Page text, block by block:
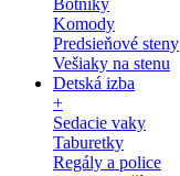
Botníky
Komody
Predsieňové steny
Vešiaky na stenu
Detská izba
+
Sedacie vaky
Taburetky
Regály a police